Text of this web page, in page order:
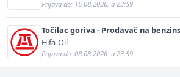
Prijava do: 16.08.2026. u 23:59
Točilac goriva - Prodavač na
Hifa-Oil
Prijava do: 08.08.2026. u 23:59